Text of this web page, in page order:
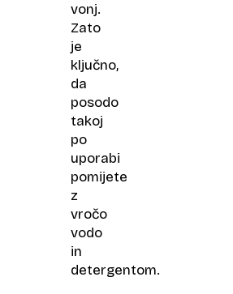
vonj.
Zato
je
ključno,
da
posodo
takoj
po
uporabi
pomijete
z
vročo
vodo
in
detergentom.